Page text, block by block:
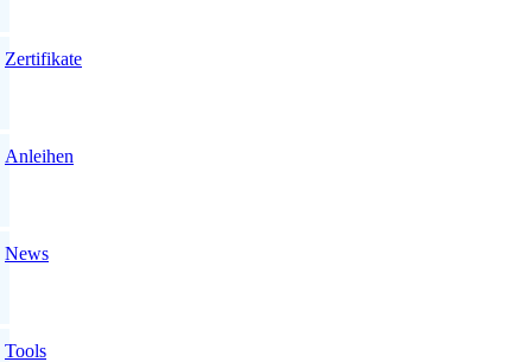
Zertifikate
Anleihen
News
Tools